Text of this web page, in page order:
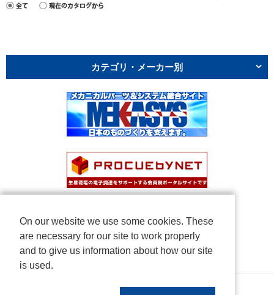
カテゴリ・メーカー別
On our website we use some cookies. These
are necessary for our site to work properly
and to give us information about how our site
is used.